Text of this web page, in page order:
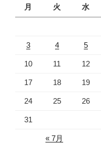
月
火 水
3 4 5
10 11 12
17 18 19
24 25 26
31
« 7月